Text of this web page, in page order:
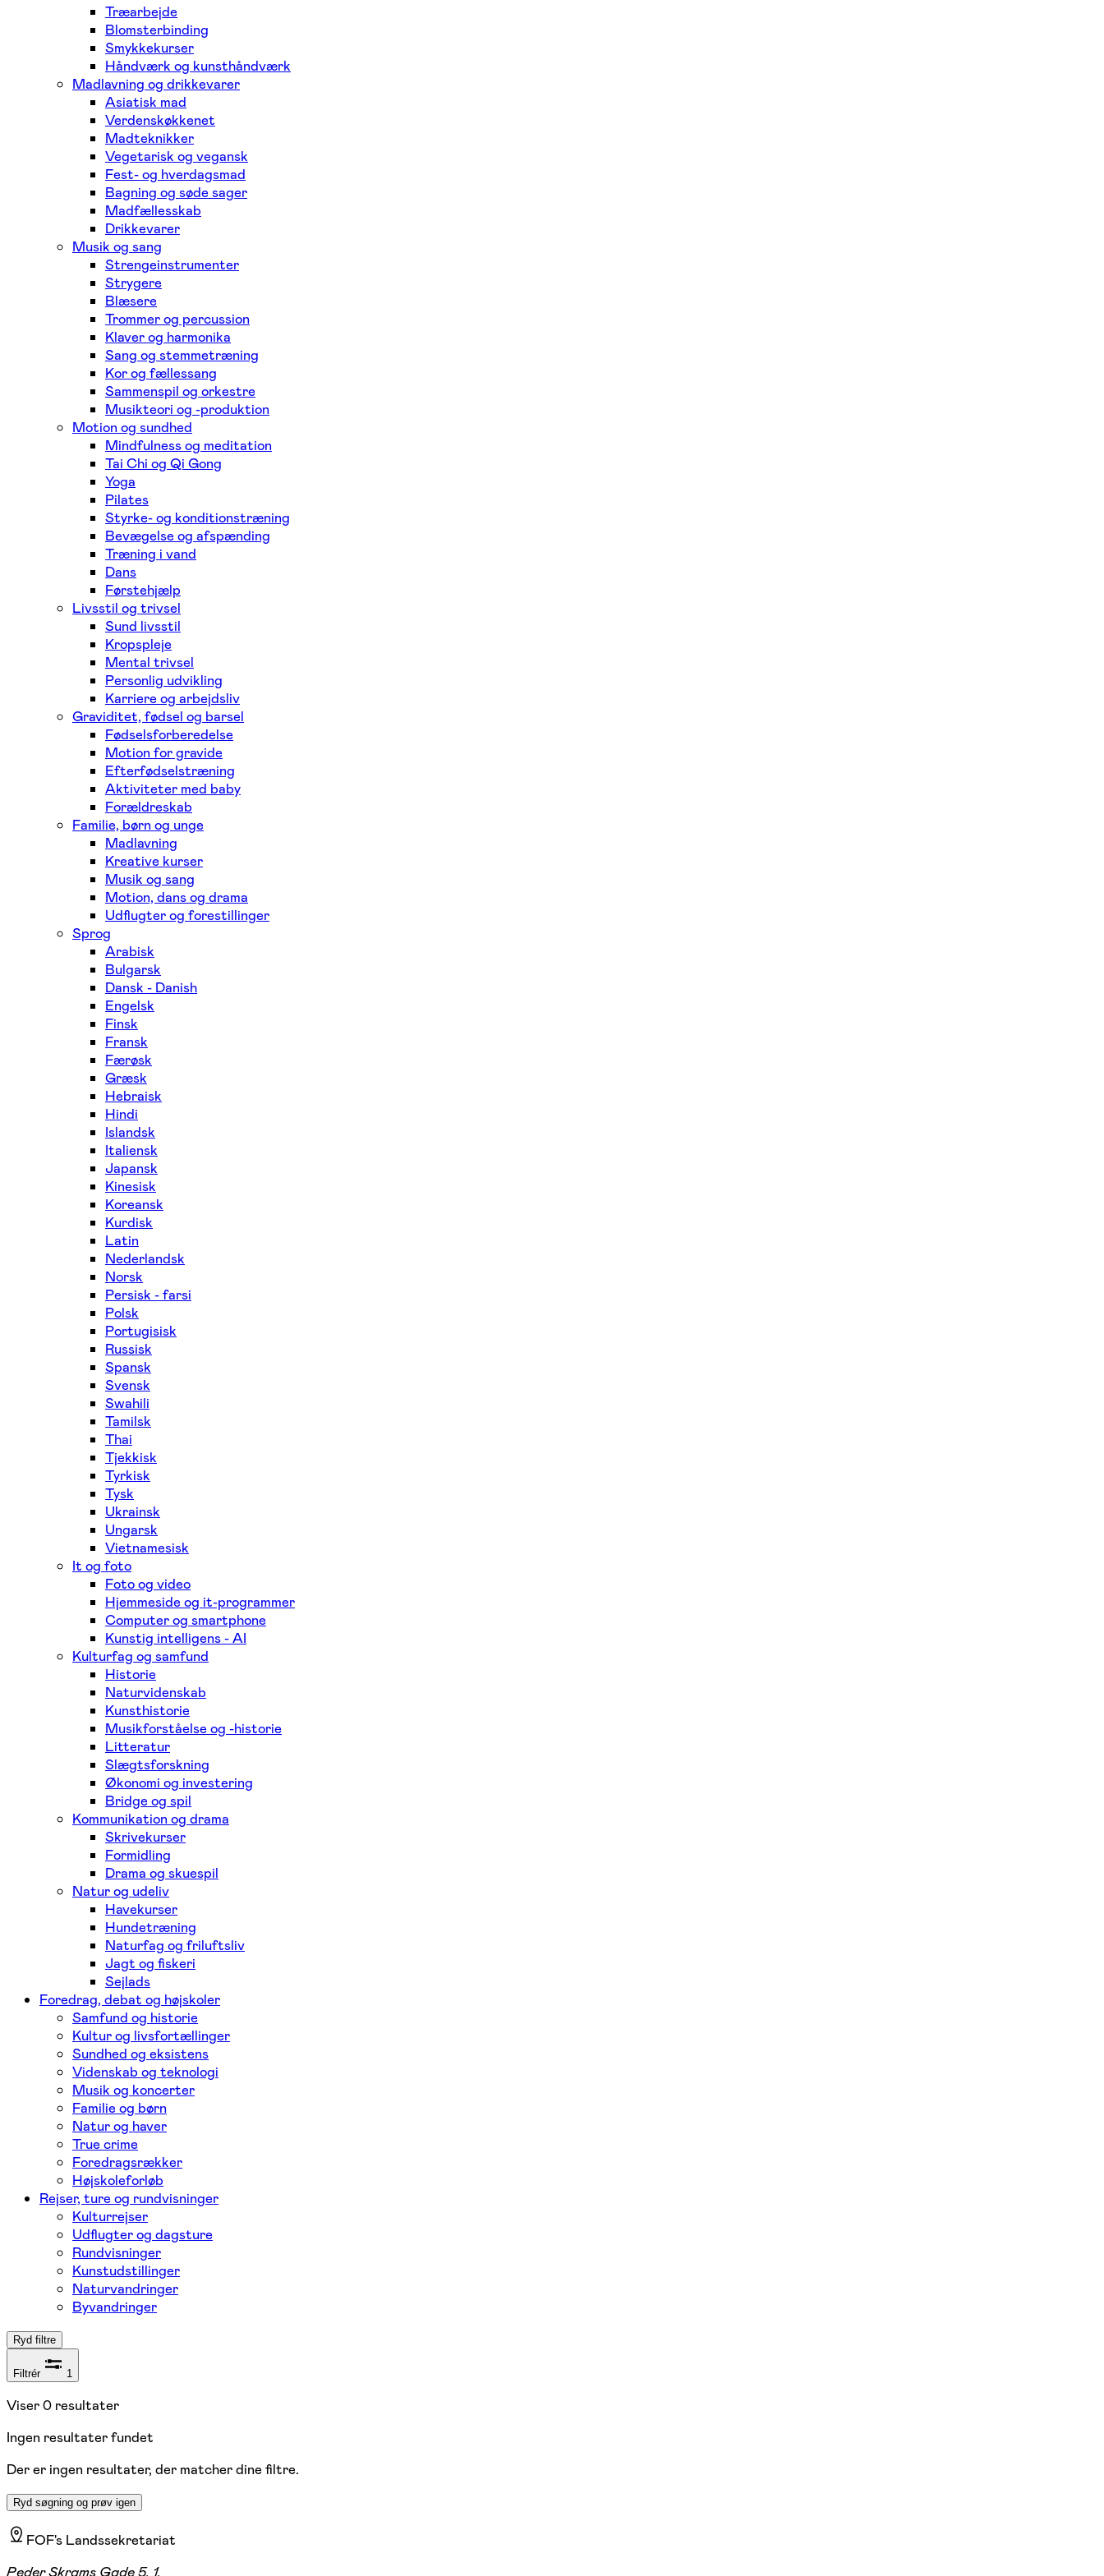
Træarbejde
Blomsterbinding
Smykkekurser
Håndværk og kunsthåndværk
Madlavning og drikkevarer
Asiatisk mad
Verdenskøkkenet
Madteknikker
Vegetarisk og vegansk
Fest- og hverdagsmad
Bagning og søde sager
Madfællesskab
Drikkevarer
Musik og sang
Strengeinstrumenter
Strygere
Blæsere
Trommer og percussion
Klaver og harmonika
Sang og stemmetræning
Kor og fællessang
Sammenspil og orkestre
Musikteori og -produktion
Motion og sundhed
Mindfulness og meditation
Tai Chi og Qi Gong
Yoga
Pilates
Styrke- og konditionstræning
Bevægelse og afspænding
Træning i vand
Dans
Førstehjælp
Livsstil og trivsel
Sund livsstil
Kropspleje
Mental trivsel
Personlig udvikling
Karriere og arbejdsliv
Graviditet, fødsel og barsel
Fødselsforberedelse
Motion for gravide
Efterfødselstræning
Aktiviteter med baby
Forældreskab
Familie, børn og unge
Madlavning
Kreative kurser
Musik og sang
Motion, dans og drama
Udflugter og forestillinger
Sprog
Arabisk
Bulgarsk
Dansk - Danish
Engelsk
Finsk
Fransk
Færøsk
Græsk
Hebraisk
Hindi
Islandsk
Italiensk
Japansk
Kinesisk
Koreansk
Kurdisk
Latin
Nederlandsk
Norsk
Persisk - farsi
Polsk
Portugisisk
Russisk
Spansk
Svensk
Swahili
Tamilsk
Thai
Tjekkisk
Tyrkisk
Tysk
Ukrainsk
Ungarsk
Vietnamesisk
It og foto
Foto og video
Hjemmeside og it-programmer
Computer og smartphone
Kunstig intelligens - AI
Kulturfag og samfund
Historie
Naturvidenskab
Kunsthistorie
Musikforståelse og -historie
Litteratur
Slægtsforskning
Økonomi og investering
Bridge og spil
Kommunikation og drama
Skrivekurser
Formidling
Drama og skuespil
Natur og udeliv
Havekurser
Hundetræning
Naturfag og friluftsliv
Jagt og fiskeri
Sejlads
Foredrag, debat og højskoler
Samfund og historie
Kultur og livsfortællinger
Sundhed og eksistens
Videnskab og teknologi
Musik og koncerter
Familie og børn
Natur og haver
True crime
Foredragsrækker
Højskoleforløb
Rejser, ture og rundvisninger
Kulturrejser
Udflugter og dagsture
Rundvisninger
Kunstudstillinger
Naturvandringer
Byvandringer
Ryd filtre
Filtrér 1
Viser0 resultater
Ingen resultater fundet
Der er ingen resultater, der matcher dine filtre.
Ryd søgning og prøv igen
FOF's Landssekretariat
Peder Skrams Gade 5, 1.